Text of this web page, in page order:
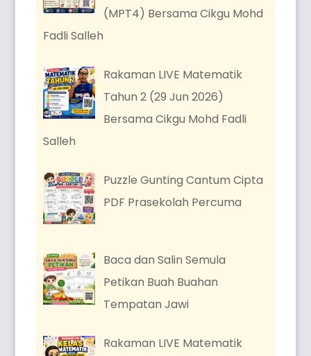
(MPT4) Bersama Cikgu Mohd
Fadli Salleh
Rakaman LIVE Matematik
Tahun 2 (29 Jun 2026)
Bersama Cikgu Mohd Fadli
Salleh
Puzzle Gunting Cantum Cipta
PDF Prasekolah Percuma
Baca dan Salin Semula
Petikan Buah Buahan
Tempatan Jawi
Rakaman LIVE Matematik